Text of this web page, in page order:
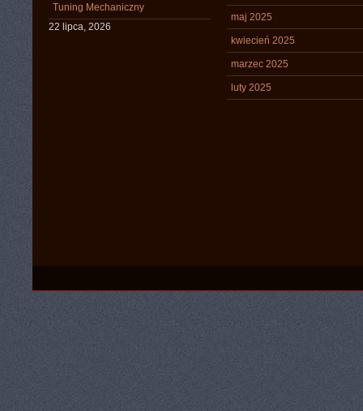
Tuning Mechaniczny
22 lipca, 2026
maj 2025
kwiecień 2025
marzec 2025
luty 2025